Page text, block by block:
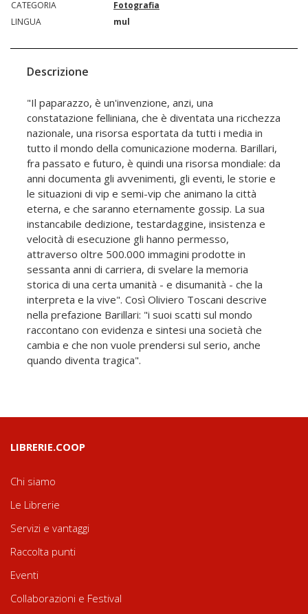
CATEGORIA
Fotografia
LINGUA
mul
Descrizione
"Il paparazzo, è un'invenzione, anzi, una
constatazione felliniana, che è diventata una ricchezza
nazionale, una risorsa esportata da tutti i media in
tutto il mondo della comunicazione moderna. Barillari,
fra passato e futuro, è quindi una risorsa mondiale: da
anni documenta gli avvenimenti, gli eventi, le storie e
le situazioni di vip e semi-vip che animano la città
eterna, e che saranno eternamente gossip. La sua
instancabile dedizione, testardaggine, insistenza e
velocità di esecuzione gli hanno permesso,
attraverso oltre 500.000 immagini prodotte in
sessanta anni di carriera, di svelare la memoria
storica di una certa umanità - e disumanità - che la
interpreta e la vive". Così Oliviero Toscani descrive
nella prefazione Barillari: "i suoi scatti sul mondo
raccontano con evidenza e sintesi una società che
cambia e che non vuole prendersi sul serio, anche
quando diventa tragica".
LIBRERIE.COOP
Chi siamo
Le Librerie
Servizi e vantaggi
Raccolta punti
Eventi
Collaborazioni e Festival